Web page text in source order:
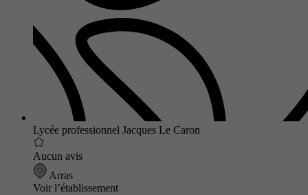
Lycée professionnel Jacques Le Caron
Aucun avis
Arras
Voir l’établissement